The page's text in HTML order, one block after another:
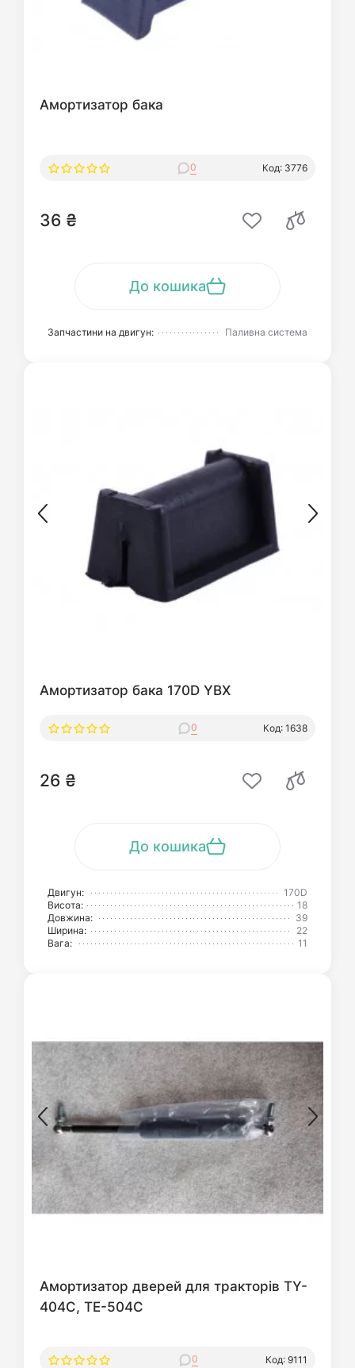
Амортизатор бака
0 Код: 3776
36 ₴
До кошика
Запчастини на двигун: Паливна система
Амортизатор бака 170D YBX
0 Код: 1638
26 ₴
До кошика
Двигун:
170D
Висота:
18
Довжина:
39
Ширина:
22
Вага:
11
Амортизатор дверей для тракторів TY-
404C, TE-504C
0 Код: 9111